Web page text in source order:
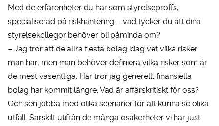
Med de erfarenheter du har som styrelseproffs,
specialiserad på riskhantering – vad tycker du att dina
styrelsekollegor behöver bli påminda om?
– Jag tror att de allra flesta bolag idag vet vilka risker
man har, men man behöver definiera vilka risker som är
de mest väsentliga. Här tror jag generellt finansiella
bolag har kommit längre. Vad är affärskritiskt för oss?
Och sen jobba med olika scenarier för att kunna se olika
utfall. Särskilt utifrån de många osäkerheter vi har just